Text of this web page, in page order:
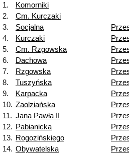
1.
Komorniki
2.
Cm. Kurczaki
3. Socjalna
4. Kurczaki
5. Cm. Rzgowska
6. Dachowa
7. Rzgowska
8. Tuszyńska
9. Karpacka
10. Zaolziańska
11. Jana Pawła II
12. Pabianicka
13. Rogozińskiego
14. Obywatelska